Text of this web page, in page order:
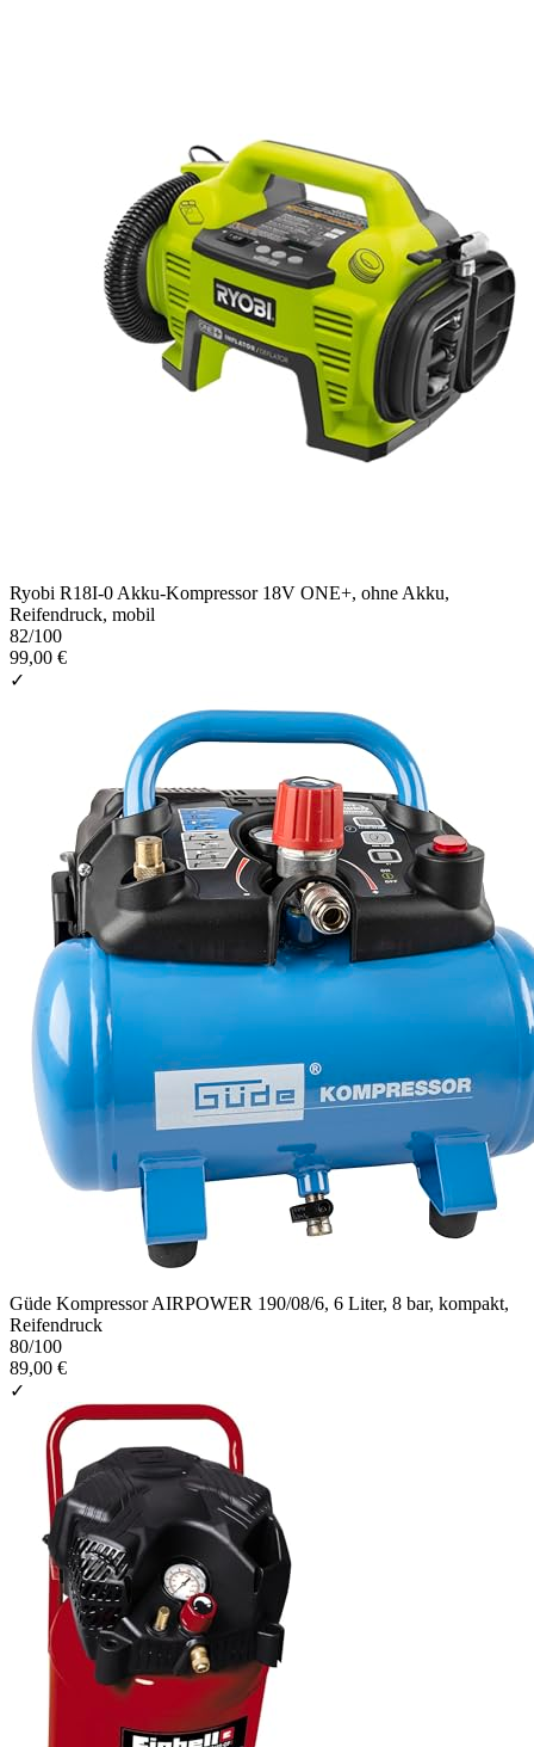
Ryobi R18I-0 Akku-Kompressor 18V ONE+, ohne Akku,
Reifendruck, mobil
82/100
99,00 €
✓
Güde Kompressor AIRPOWER 190/08/6, 6 Liter, 8 bar, kompakt,
Reifendruck
80/100
89,00 €
✓